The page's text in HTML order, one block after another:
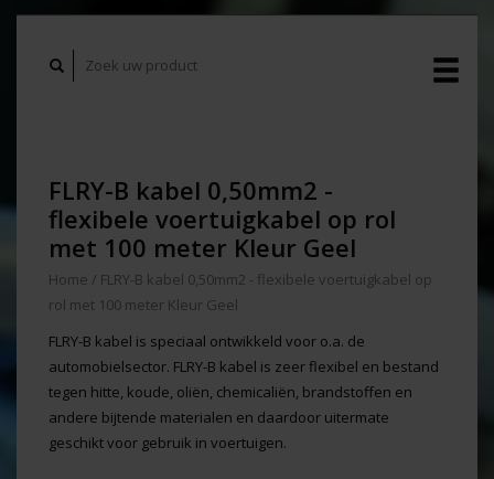
FLRY-B kabel 0,50mm2 -
flexibele voertuigkabel op rol
met 100 meter Kleur Geel
Home / FLRY-B kabel 0,50mm2 - flexibele voertuigkabel op
rol met 100 meter Kleur Geel
FLRY-B kabel is speciaal ontwikkeld voor o.a. de
automobielsector. FLRY-B kabel is zeer flexibel en bestand
tegen hitte, koude, oliën, chemicaliën, brandstoffen en
andere bijtende materialen en daardoor uitermate
geschikt voor gebruik in voertuigen.